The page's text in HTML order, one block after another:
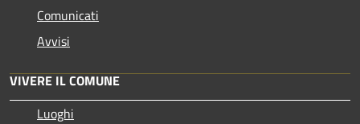
Comunicati
Avvisi
VIVERE IL COMUNE
Luoghi